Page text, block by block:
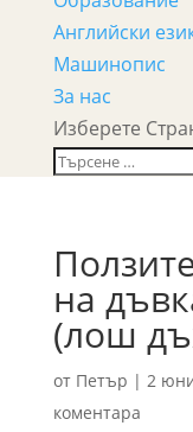
Английски
Машинопис
За нас
Изберете
на
(лош
от Петър | 2
коментара